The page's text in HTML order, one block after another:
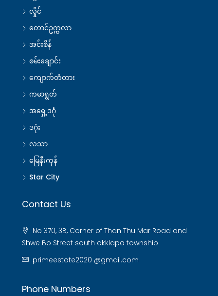
လှိုင်
တောင်ဥက္ကလာ
အင်းစိန်
စမ်းချောင်း
ကျောက်တံတား
ကမာရွတ်
အရှေ့ဒဂုံ
ဒဂုံး
လသာ
မြေနီးကုန်
Star City
Contact Us
No 370, 3B, Corner of Than Thu Mar Road and
Shwe Bo Street south okklapa township
primeestate2020 @gmail.com
Phone Numbers